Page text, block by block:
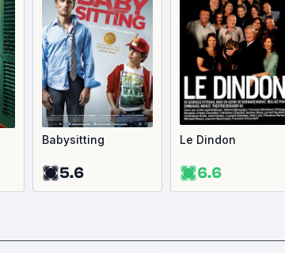
Babysitting
5.6
Le Dindon
6.6